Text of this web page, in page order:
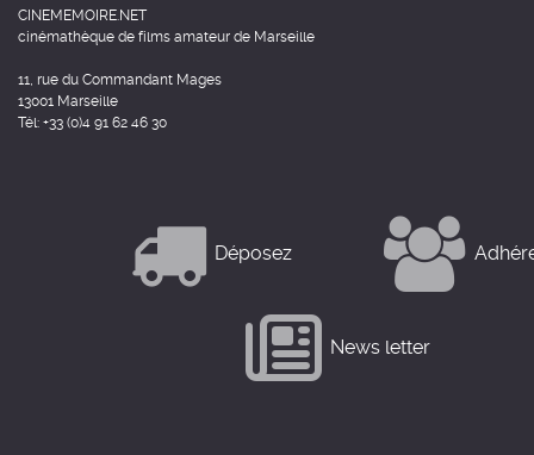
CINEMEMOIRE.NET
cinémathèque de films amateur de Marseille
11, rue du Commandant Mages
13001 Marseille
Tél: +33 (0)4 91 62 46 30
Déposez
News letter